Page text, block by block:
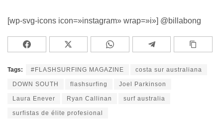
[wp-svg-icons icon=»instagram» wrap=»i»] @billabong
Tags: #FLASHSURFING MAGAZINE costa sur australiana
DOWN SOUTH flashsurfing Joel Parkinson
Laura Enever Ryan Callinan surf australia
surfistas de élite profesional